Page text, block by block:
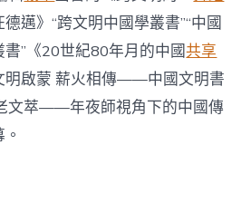
德邁》“跨文明中國學叢書”“中國
”《20世紀80年月的中國共享
明啟蒙 薪火相傳——中國文明書
文萃——年夜師視角下的中國傳